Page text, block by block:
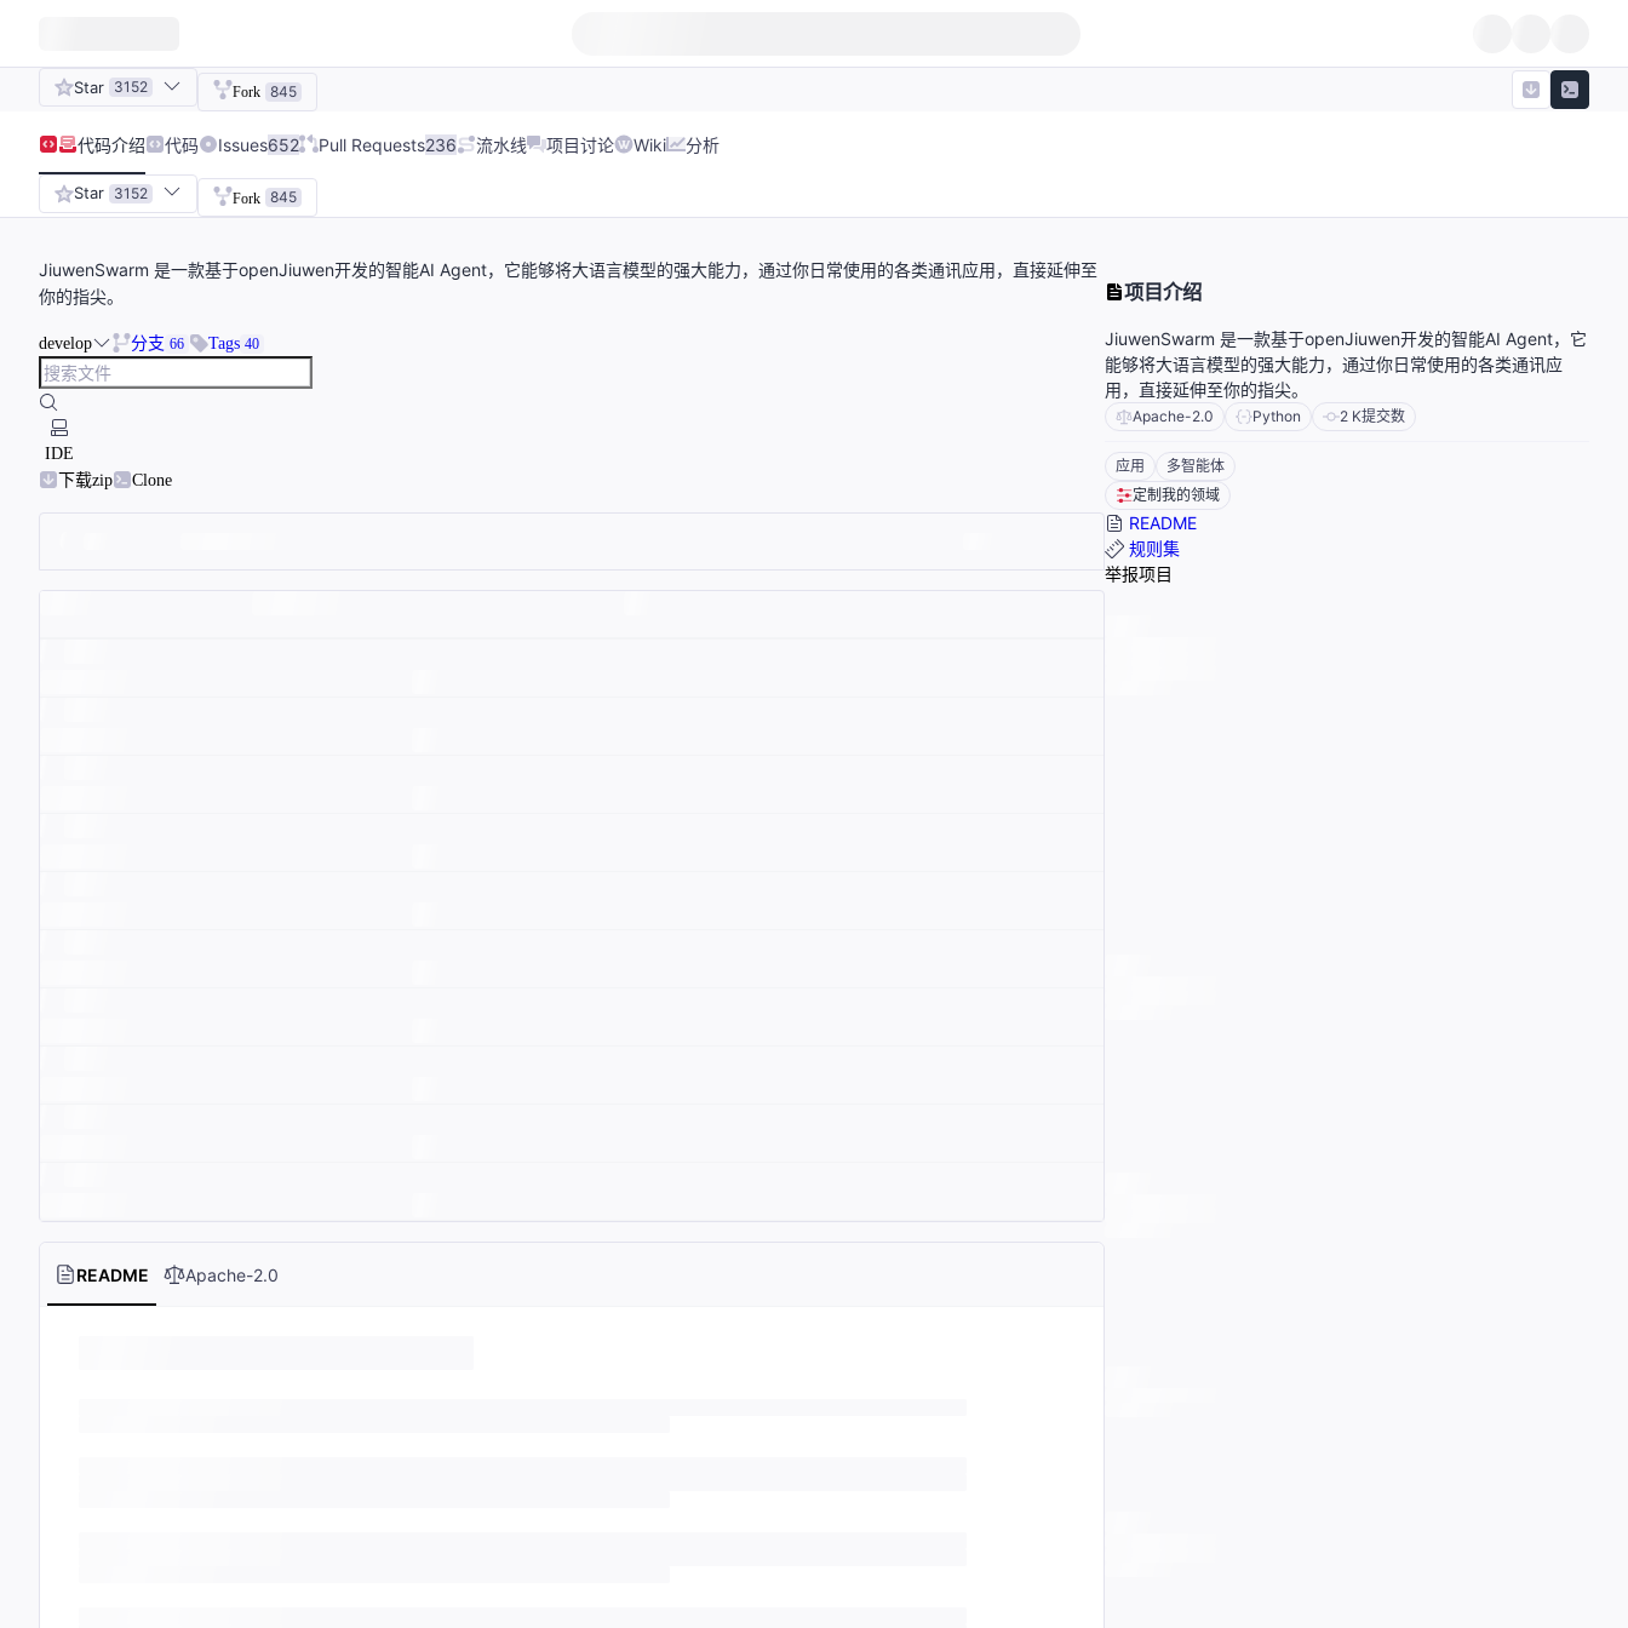
Star 3152 Fork 845
代码介绍 代码 Issues652 Pull Requests236 流水线 项目讨论 Wiki 分析
Star 3152 Fork 845
JiuwenSwarm 是一款基于openJiuwen开发的智能AI Agent，它能够将大语言模型的强大能力，通过你日常使用的各类通讯应用，直接延伸至
你的指尖。
develop 分支 66 Tags 40
IDE
下载zip
Clone
README Apache-2.0
项目介绍
JiuwenSwarm 是一款基于openJiuwen开发的智能AI Agent，它
能够将大语言模型的强大能力，通过你日常使用的各类通讯应
用，直接延伸至你的指尖。
Apache-2.0 Python 2 K提交数
应用
多智能体
定制我的领域
README
规则集
举报项目